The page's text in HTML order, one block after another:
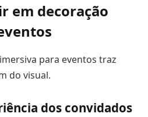
em decoração
para eventos traz
do visual.
dos convidados